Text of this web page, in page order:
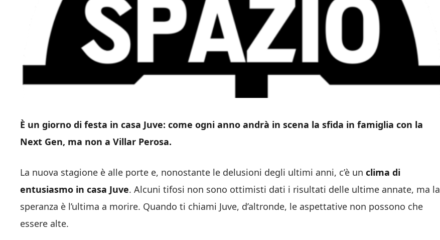
È un giorno di festa in casa Juve: come ogni anno andrà in scena la sfida in famiglia con la
Next Gen, ma non a Villar Perosa.
La nuova stagione è alle porte e, nonostante le delusioni degli ultimi anni, c’è un clima di
entusiasmo in casa Juve. Alcuni tifosi non sono ottimisti dati i risultati delle ultime annate, ma la
speranza è l’ultima a morire. Quando ti chiami Juve, d’altronde, le aspettative non possono che
essere alte.